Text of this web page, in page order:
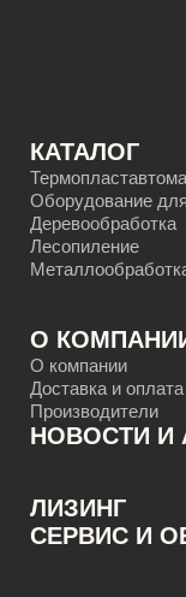
КАТАЛОГ
Оборудование
Деревообработка
Лесопиление
О
О компании
Доставка и оплата
Производители
НОВОСТИ И
ЛИЗИНГ
CЕРВИС И